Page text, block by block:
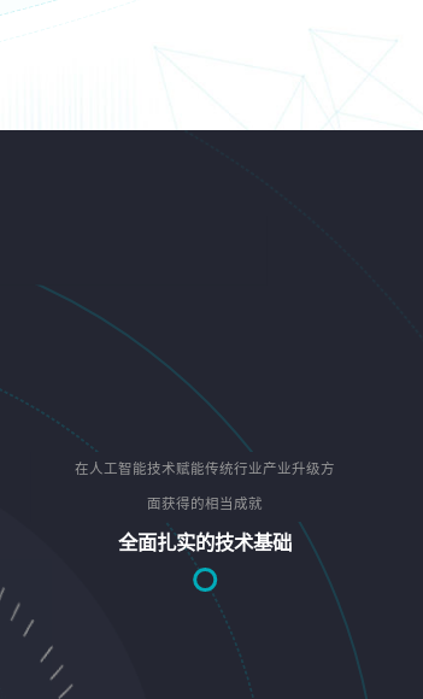
在人工智能技术赋能传统行业产业升级方
面获得的相当成就
全面扎实的技术基础